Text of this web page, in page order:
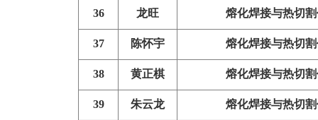
36 龙旺 熔化焊接与热切
37 陈怀宇 熔化焊接与热切
38 黄正棋 熔化焊接与热切
39 朱云龙 熔化焊接与热切